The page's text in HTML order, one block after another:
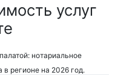
услуг
нотариальное
регионе на 2026 год.